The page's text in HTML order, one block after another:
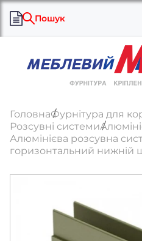
Пошук
ГоловнаФурнітура для
Розсувні системи
Алюмінієва розсувна
горизонтальний нижній